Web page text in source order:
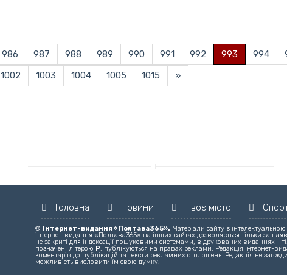
986 987 988 989 990 991 992 993 994
1002 1003 1004 1005 1015 »
Головна Новини Твоє місто
© Інтернет-видання «Полтава365». Матеріали сайту є
інтернет-видання «Полтава365» на інших сайтах дозволяється тільки за
не закриті для індексації пошуковими системами, в друкованих виданнях -
позначені літерою Р, публікуються на правах реклами. Редакція інтернет-
коментарів до публікацій та тексти рекламних оголошень. Редакція не
можливість висловити їм свою думку.